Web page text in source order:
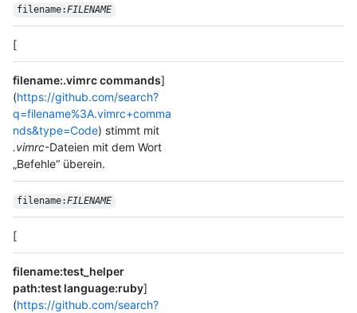
filename:FILENAME
[
filename:.vimrc commands]
(https://github.com/search?
q=filename%3A.vimrc+comma
nds&type=Code) stimmt mit
.vimrc-Dateien mit dem Wort
„Befehle“ überein.
filename:FILENAME
[
filename:test_helper
path:test language:ruby]
(https://github.com/search?